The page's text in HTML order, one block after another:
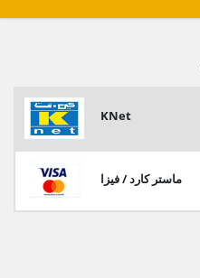
KNet
ماستر كارد / فيزا